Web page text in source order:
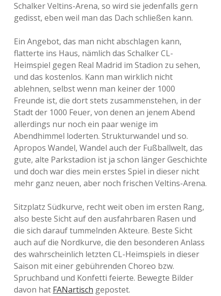
Schalker Veltins-Arena, so wird sie jedenfalls gern
gedisst, eben weil man das Dach schließen kann.
Ein Angebot, das man nicht abschlagen kann,
flatterte ins Haus, nämlich das Schalker CL-
Heimspiel gegen Real Madrid im Stadion zu sehen,
und das kostenlos. Kann man wirklich nicht
ablehnen, selbst wenn man keiner der 1000
Freunde ist, die dort stets zusammenstehen, in der
Stadt der 1000 Feuer, von denen an jenem Abend
allerdings nur noch ein paar wenige im
Abendhimmel loderten. Strukturwandel und so.
Apropos Wandel, Wandel auch der Fußballwelt, das
gute, alte Parkstadion ist ja schon länger Geschichte
und doch war dies mein erstes Spiel in dieser nicht
mehr ganz neuen, aber noch frischen Veltins-Arena.
Sitzplatz Südkurve, recht weit oben im ersten Rang,
also beste Sicht auf den ausfahrbaren Rasen und
die sich darauf tummelnden Akteure. Beste Sicht
auch auf die Nordkurve, die den besonderen Anlass
des wahrscheinlich letzten CL-Heimspiels in dieser
Saison mit einer gebührenden Choreo bzw.
Spruchband und Konfetti feierte. Bewegte Bilder
davon hat FANartisch gepostet.